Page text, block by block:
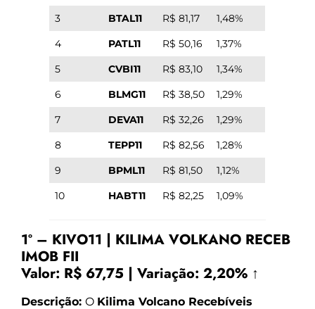
3
BTAL11 R$ 81,17
1,48%
4
PATL11 R$ 50,16
1,37%
5
CVBI11 R$ 83,10
1,34%
6
BLMG11 R$ 38,50
1,29%
7
DEVA11 R$ 32,26
1,29%
8
TEPP11 R$ 82,56
1,28%
9
BPML11 R$ 81,50
1,12%
10
HABT11 R$ 82,25 1,09%
1º – KIVO11 | KILIMA VOLKANO RECEB
IMOB FII
Valor: R$ 67,75 | Variação: 2,20% ↑
Descrição: O Kilima Volcano Recebíveis